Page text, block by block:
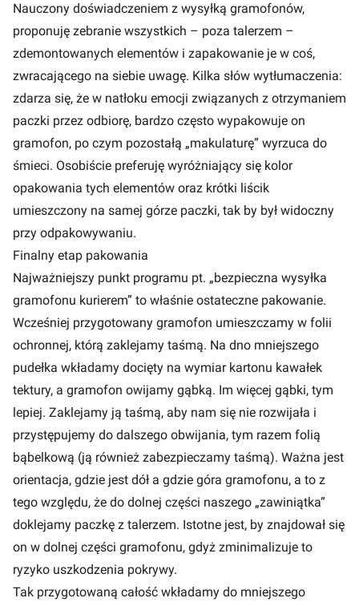
Nauczony doświadczeniem z wysyłką gramofonów,
proponuję zebranie wszystkich – poza talerzem –
zdemontowanych elementów i zapakowanie je w coś,
zwracającego na siebie uwagę. Kilka słów wytłumaczenia:
zdarza się, że w natłoku emocji związanych z otrzymaniem
paczki przez odbiorę, bardzo często wypakowuje on
gramofon, po czym pozostałą „makulaturę” wyrzuca do
śmieci. Osobiście preferuję wyróżniający się kolor
opakowania tych elementów oraz krótki liścik
umieszczony na samej górze paczki, tak by był widoczny
przy odpakowywaniu.
Finalny etap pakowania
Najważniejszy punkt programu pt. „bezpieczna wysyłka
gramofonu kurierem” to właśnie ostateczne pakowanie.
Wcześniej przygotowany gramofon umieszczamy w folii
ochronnej, którą zaklejamy taśmą. Na dno mniejszego
pudełka wkładamy docięty na wymiar kartonu kawałek
tektury, a gramofon owijamy gąbką. Im więcej gąbki, tym
lepiej. Zaklejamy ją taśmą, aby nam się nie rozwijała i
przystępujemy do dalszego obwijania, tym razem folią
bąbelkową (ją również zabezpieczamy taśmą). Ważna jest
orientacja, gdzie jest dół a gdzie góra gramofonu, a to z
tego względu, że do dolnej części naszego „zawiniątka”
doklejamy paczkę z talerzem. Istotne jest, by znajdował się
on w dolnej części gramofonu, gdyż zminimalizuje to
ryzyko uszkodzenia pokrywy.
Tak przygotowaną całość wkładamy do mniejszego